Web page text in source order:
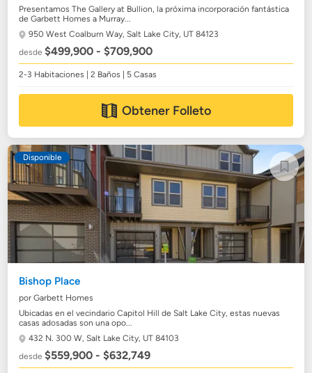
Presentamos The Gallery at Bullion, la próxima incorporación fantástica
de Garbett Homes a Murray...
950 West Coalburn Way,Salt Lake City, UT 84123
desde$499,900 - $709,900
2-3 Habitaciones | 2 Baños | 5 Casas
Obtener Folleto
Disponible
Bishop Place
por Garbett Homes
Ubicadas en el vecindario Capitol Hill de Salt Lake City, estas nuevas
casas adosadas son una opo...
432 N. 300 W,Salt Lake City, UT 84103
desde$559,900 - $632,749